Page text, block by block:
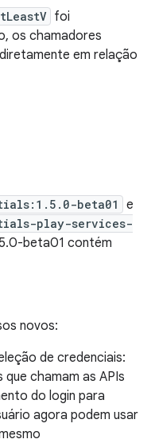
foi
os chamadores
em relação
beta01 e
play-services-
beta01 contém
novos:
de credenciais:
chamam as APIs
do login para
agora podem usar